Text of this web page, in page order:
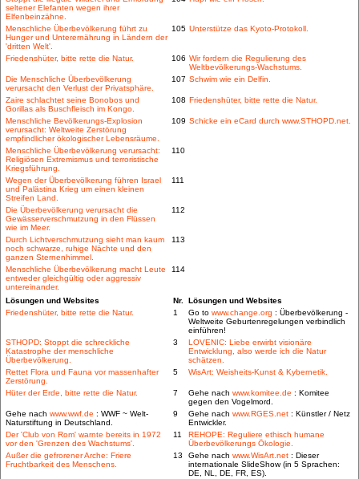
seltener Elefanten wegen ihrer
Elfenbeinzähne.
Menschliche Überbevölkerung führt zu
Hunger und Unterernährung in Ländern der
'dritten Welt'.
105 Unterstütze das Kyoto-Protokoll.
Friedenshüter, bitte rette die Natur. 106 Wir fordern die Regulierung des
Weltbevölkerungs-Wachstums.
Die Menschliche Überbevölkerung
verursacht den Verlust der Privatsphäre.
107 Schwim wie ein Delfin.
Zaire schlachtet seine Bonobos und
Gorillas als Buschfleisch im Kongo.
108 Friedenshüter, bitte rette die Natur.
Menschliche Bevölkerungs-Explosion
verursacht: Weltweite Zerstörung
empfindlicher ökologischer Lebensräume.
109 Schicke ein eCard durch www.STHOPD.net.
Menschliche Überbevölkerung verursacht:
Religiösen Extremismus und terroristische
Kriegsführung.
110
Wegen der Überbevölkerung führen Israel
und Palästina Krieg um einen kleinen
Streifen Land.
111
Die Überbevölkerung verursacht die
Gewässerverschmutzung in den Flüssen
wie im Meer.
112
Durch Lichtverschmutzung sieht man kaum
noch schwarze, ruhige Nächte und den
ganzen Sternenhimmel.
113
Menschliche Überbevölkerung macht Leute
entweder gleichgültig oder aggressiv
untereinander.
114
Lösungen und Websites Nr. Lösungen und Websites
Friedenshüter, bitte rette die Natur.
1 Go to www.change.org : Überbevölkerung -
Weltweite Geburtenregelungen verbindlich
einführen!
STHOPD: Stoppt die schreckliche
Katastrophe der menschliche
Überbevölkerung.
3
LOVENIC: Liebe erwirbt visionäre
Entwicklung, also werde ich die Natur
schätzen.
Rettet Flora und Fauna vor massenhafter
Zerstörung.
5 WisArt: Weisheits-Kunst & Kybernetik.
Hüter der Erde, bitte rette die Natur. 7 Gehe nach www.komitee.de : Komitee
gegen den Vogelmord.
Gehe nach www.wwf.de : WWF ~ Welt-
Naturstiftung in Deutschland.
9 Gehe nach www.RGES.net : Künstler / Netz
Entwickler.
Der 'Club von Rom' warnte bereits in 1972
vor den 'Grenzen des Wachstums'.
11
REHOPE: Reguliere ethisch humane
Überbevölkerungs Ökologie.
Außer die gefrorener Arche: Friere
Fruchtbarkeit des Menschens.
13 Gehe nach www.WisArt.net : Dieser
internationale SlideShow (in 5 Sprachen:
DE, NL, DE, FR, ES).